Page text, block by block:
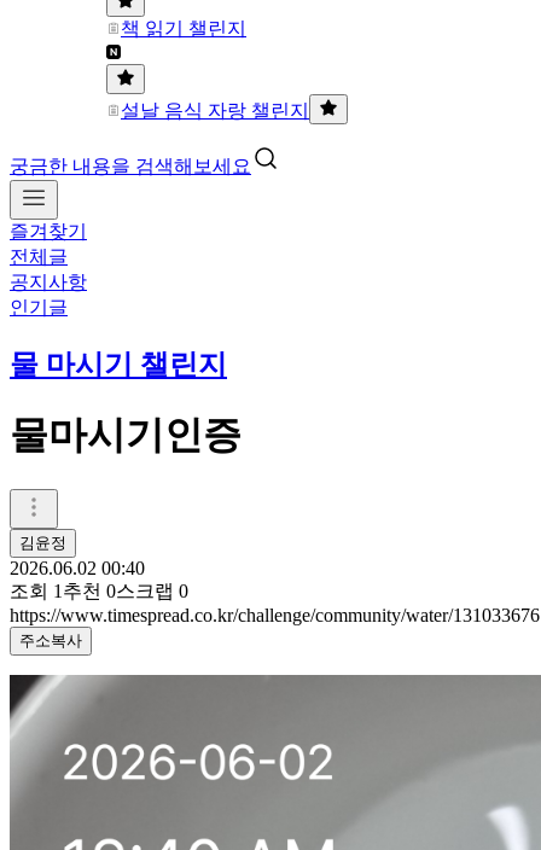
책 읽기 챌린지
설날 음식 자랑 챌린지
궁금한 내용을 검색해보세요
즐겨찾기
전체글
공지사항
인기글
물 마시기 챌린지
물마시기인증
김윤정
2026.06.02 00:40
조회 1 추천 0스크랩 0
https://www.timespread.co.kr/challenge/community/water/131033676
주소복사